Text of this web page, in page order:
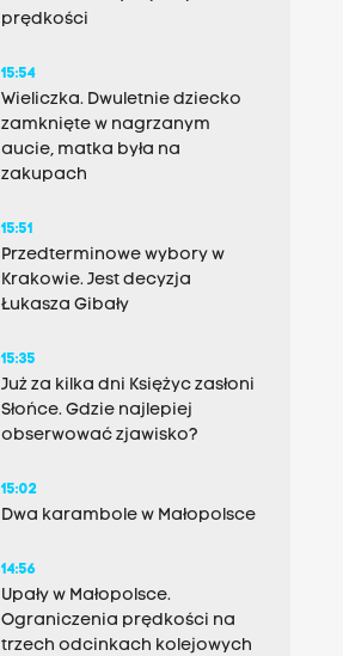
prędkości
15:54
Wieliczka. Dwuletnie dziecko
zamknięte w nagrzanym
aucie, matka była na
zakupach
15:51
Przedterminowe wybory w
Krakowie. Jest decyzja
Łukasza Gibały
15:35
Już za kilka dni Księżyc zasłoni
Słońce. Gdzie najlepiej
obserwować zjawisko?
15:02
Dwa karambole w Małopolsce
14:56
Upały w Małopolsce.
Ograniczenia prędkości na
trzech odcinkach kolejowych